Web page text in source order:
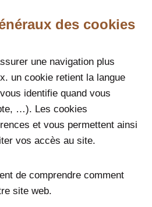
des cookies
une navigation plus
un cookie retient la langue
identifie quand vous
…). Les cookies
et vous permettent ainsi
vos accès au site.
de comprendre comment
site web.